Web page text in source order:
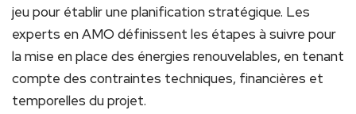
jeu pour établir une planification stratégique. Les
experts en AMO définissent les étapes à suivre pour
la mise en place des énergies renouvelables, en tenant
compte des contraintes techniques, financières et
temporelles du projet.